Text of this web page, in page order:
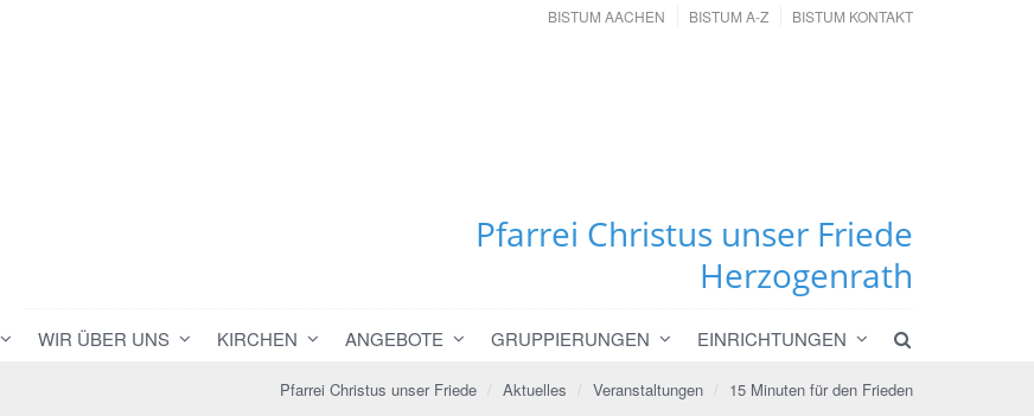
BISTUM AACHEN BISTUM A-Z BISTUM KONTAKT
Pfarrei Christus unser Friede
Herzogenrath
WIR ÜBER UNS KIRCHEN ANGEBOTE GRUPPIERUNGEN EINRICHTUNGEN
Pfarrei Christus unser Friede Aktuelles Veranstaltungen 15 Minuten für den Frieden